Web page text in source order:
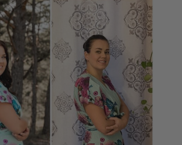
mul vähenenud ka
Kadus ära ka maoärritusest
tunne söögitorus.
erinevad riideesemed taas
saab hingata. 😊 Ja nüüd
algusest kuni tänaseni
20kg!